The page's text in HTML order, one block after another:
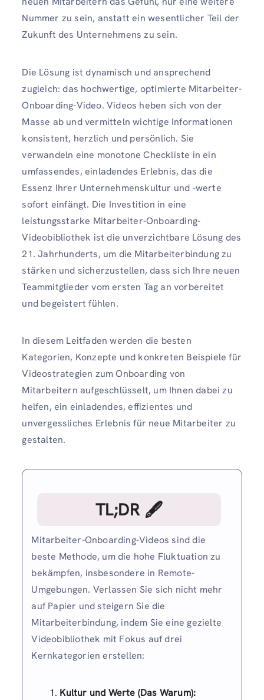
Nummer zu sein, anstatt ein wesentlicher Teil der
Zukunft des Unternehmens zu sein.
Die Lösung ist dynamisch und ansprechend
zugleich: das hochwertige, optimierte Mitarbeiter-
Onboarding-Video. Videos heben sich von der
Masse ab und vermitteln wichtige Informationen
konsistent, herzlich und persönlich. Sie
verwandeln eine monotone Checkliste in ein
umfassendes, einladendes Erlebnis, das die
Essenz Ihrer Unternehmenskultur und -werte
sofort einfängt. Die Investition in eine
leistungsstarke Mitarbeiter-Onboarding-
Videobibliothek ist die unverzichtbare Lösung des
21. Jahrhunderts, um die Mitarbeiterbindung zu
stärken und sicherzustellen, dass sich Ihre neuen
Teammitglieder vom ersten Tag an vorbereitet
und begeistert fühlen.
In diesem Leitfaden werden die besten
Kategorien, Konzepte und konkreten Beispiele für
Videostrategien zum Onboarding von
Mitarbeitern aufgeschlüsselt, um Ihnen dabei zu
helfen, ein einladendes, effizientes und
unvergessliches Erlebnis für neue Mitarbeiter zu
gestalten.
TL;DR 🖋
Mitarbeiter-Onboarding-Videos sind die
beste Methode, um die hohe Fluktuation zu
bekämpfen, insbesondere in Remote-
Umgebungen. Verlassen Sie sich nicht mehr
auf Papier und steigern Sie die
Mitarbeiterbindung, indem Sie eine gezielte
Videobibliothek mit Fokus auf drei
Kernkategorien erstellen:
Kultur und Werte (Das Warum):